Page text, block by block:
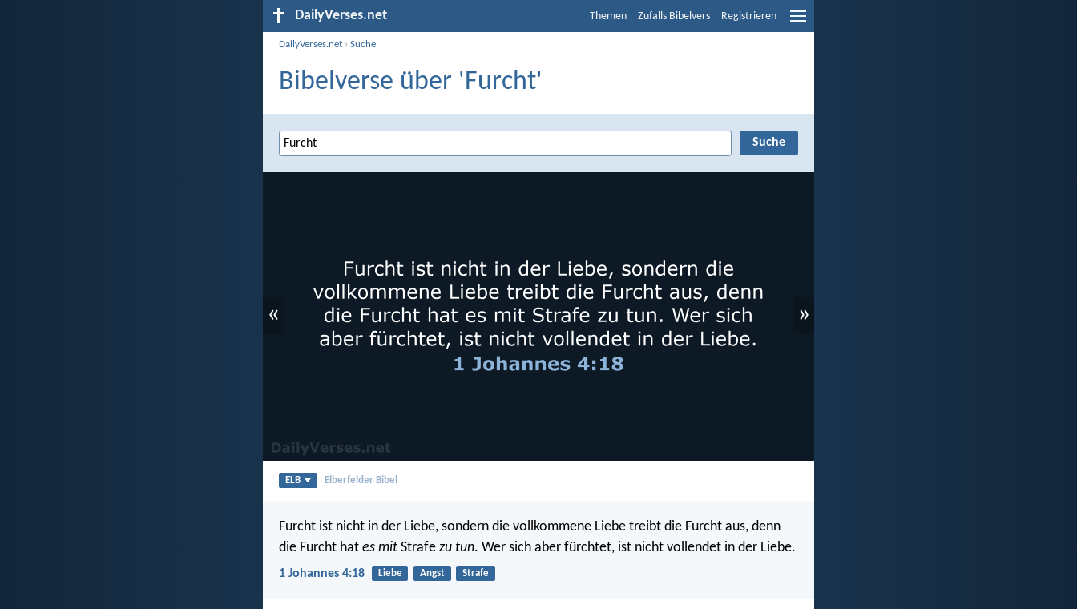
DailyVerses.net Themen Zufalls Bibelvers Registrieren
DailyVerses.net ›Suche
Bibelverse über 'Furcht'
« »
ELB Elberfelder Bibel
Furcht ist nicht in der Liebe, sondern die vollkommene Liebe treibt die Furcht aus, denn
die Furcht hat es mit Strafe zu tun. Wer sich aber fürchtet, ist nicht vollendet in der Liebe.
1 Johannes 4:18 Liebe Angst Strafe